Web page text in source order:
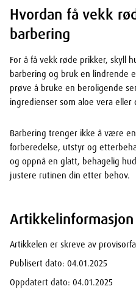
Hvordan få vekk
barbering
For å få vekk røde prikker, skyll
barbering og bruk en lindrende
prøve å bruke en beroligende
ingredienser som aloe vera eller
Barbering trenger ikke å være
forberedelse, utstyr og
og oppnå en glatt, behagelig
justere rutinen din etter behov.
Artikkelinformasjon
Artikkelen er skreve av
Publisert dato: 04.01.2025
Oppdatert dato: 04.01.2025